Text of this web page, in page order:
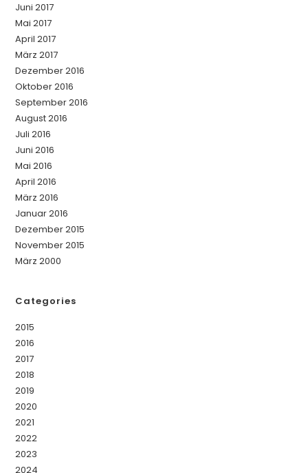
Juni 2017
Mai 2017
April 2017
März 2017
Dezember 2016
Oktober 2016
September 2016
August 2016
Juli 2016
Juni 2016
Mai 2016
April 2016
März 2016
Januar 2016
Dezember 2015
November 2015
März 2000
Categories
2015
2016
2017
2018
2019
2020
2021
2022
2023
2024